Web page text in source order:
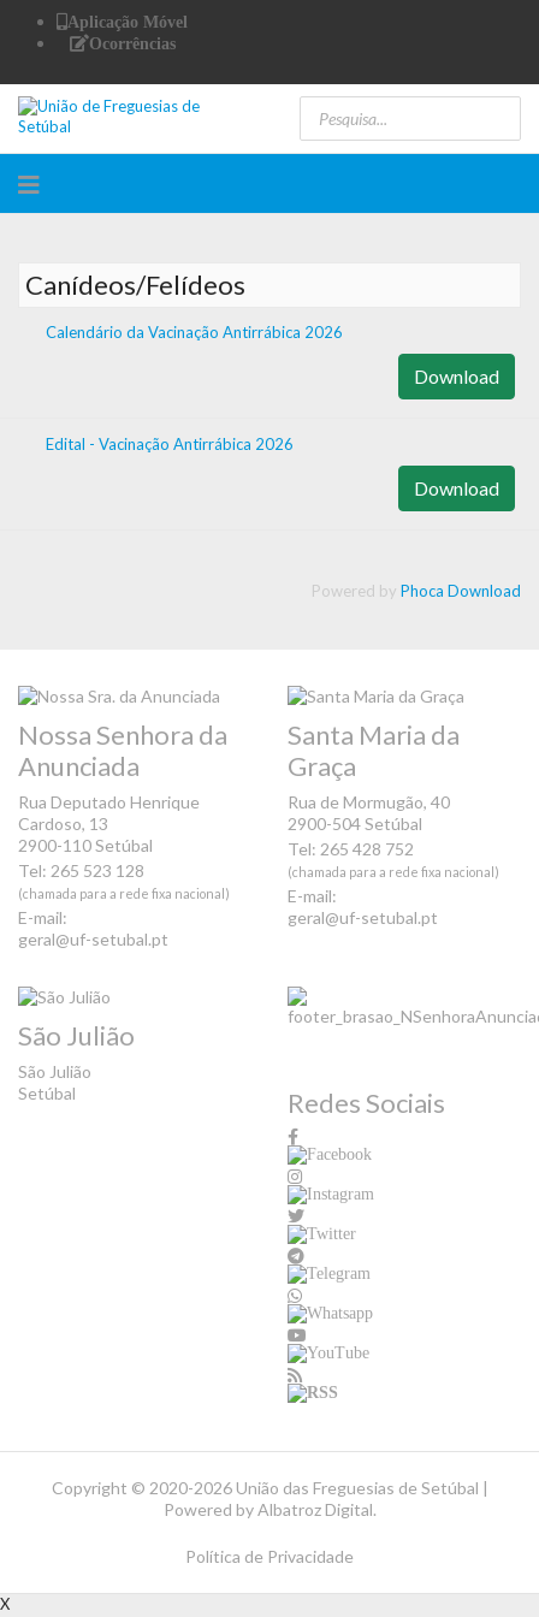
Aplicação Móvel
Ocorrências
Canídeos/Felídeos
Calendário da Vacinação Antirrábica 2026
Download
Edital - Vacinação Antirrábica 2026
Download
Powered by Phoca Download
Nossa Senhora da
Anunciada
Rua Deputado Henrique
Cardoso, 13
2900-110 Setúbal
Tel: 265 523 128
(chamada para a rede fixa nacional)
E-mail:
geral@uf-setubal.pt
Santa Maria da
Graça
Rua de Mormugão, 40
2900-504 Setúbal
Tel: 265 428 752
(chamada para a rede fixa nacional)
E-mail:
geral@uf-setubal.pt
São Julião
São Julião
Setúbal
Redes Sociais
Copyright © 2020-2026 União das Freguesias de Setúbal |
Powered byAlbatroz Digital.
Política de Privacidade
X